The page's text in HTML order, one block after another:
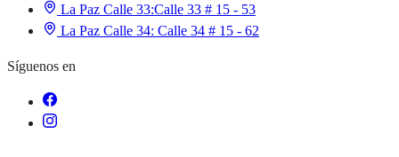
La Paz Calle 33:Calle 33 # 15 - 53
La Paz Calle 34: Calle 34 # 15 - 62
Síguenos en